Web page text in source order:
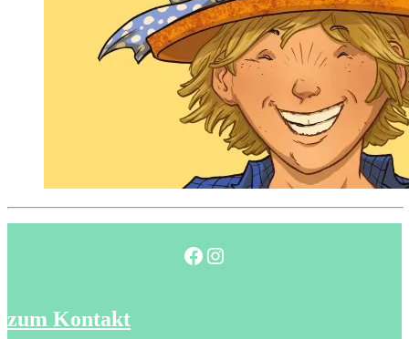
Facebook Instagram
zum Kontakt